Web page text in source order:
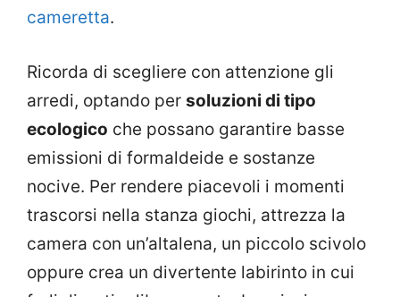
cameretta.
Ricorda di scegliere con attenzione gli
arredi, optando per soluzioni di tipo
ecologico che possano garantire basse
emissioni di formaldeide e sostanze
nocive. Per rendere piacevoli i momenti
trascorsi nella stanza giochi, attrezza la
camera con un’altalena, un piccolo scivolo
oppure crea un divertente labirinto in cui